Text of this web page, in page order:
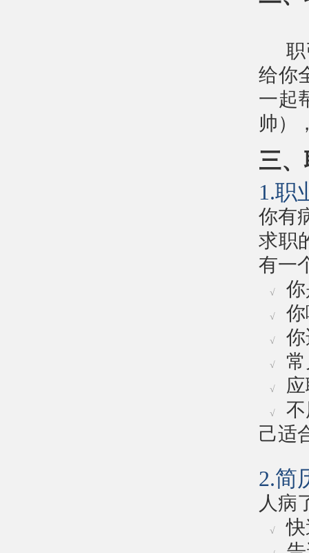
给你
一起
帅）
三
1.职
你有
求职
有一
√
√
√
√
√
√
己适
2.简
人病
√